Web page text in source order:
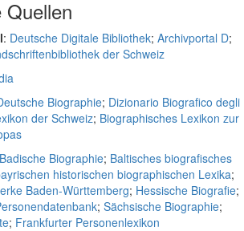
: Deutsche Digitale Bibliothek; Archivportal D;
der Schweiz
Biographie; Dizionario Biografico degli
der Schweiz; Biographisches Lexikon zur
Badische Biographie; Baltisches biografisches
historischen biographischen Lexika;
Baden-Württemberg; Hessische Biografie;
; Sächsische Biographie;
; Frankfurter Personenlexikon